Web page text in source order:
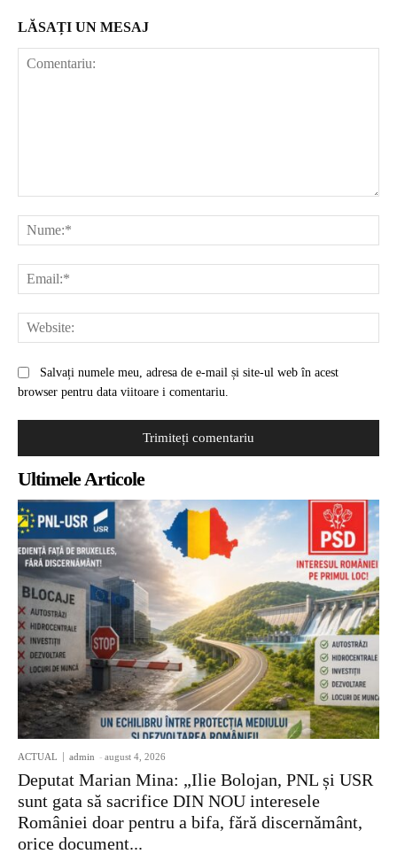
LĂSAȚI UN MESAJ
Salvați numele meu, adresa de e-mail și site-ul web în acest
browser pentru data viitoare i comentariu.
Ultimele Articole
ACTUAL admin - august 4, 2026
Deputat Marian Mina: „Ilie Bolojan, PNL și USR
sunt gata să sacrifice DIN NOU interesele
României doar pentru a bifa, fără discernământ,
orice document...